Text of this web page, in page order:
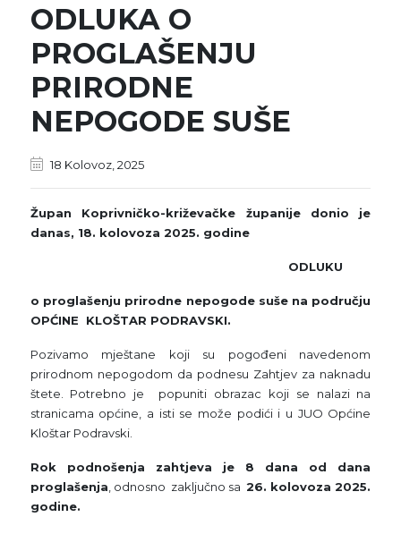
ODLUKA O
PROGLAŠENJU
PRIRODNE
NEPOGODE SUŠE
18 Kolovoz, 2025
Župan Koprivničko-križevačke županije donio je
danas, 18. kolovoza 2025. godine
ODLUKU
o proglašenju prirodne nepogode suše na području
OPĆINE KLOŠTAR PODRAVSKI.
Pozivamo mještane koji su pogođeni navedenom
prirodnom nepogodom da podnesu Zahtjev za naknadu
štete. Potrebno je popuniti obrazac koji se nalazi na
stranicama općine, a isti se može podići i u JUO Općine
Kloštar Podravski.
Rok podnošenja zahtjeva je 8 dana od dana
proglašenja , odnosno zaključno sa26. kolovoza 2025.
godine.